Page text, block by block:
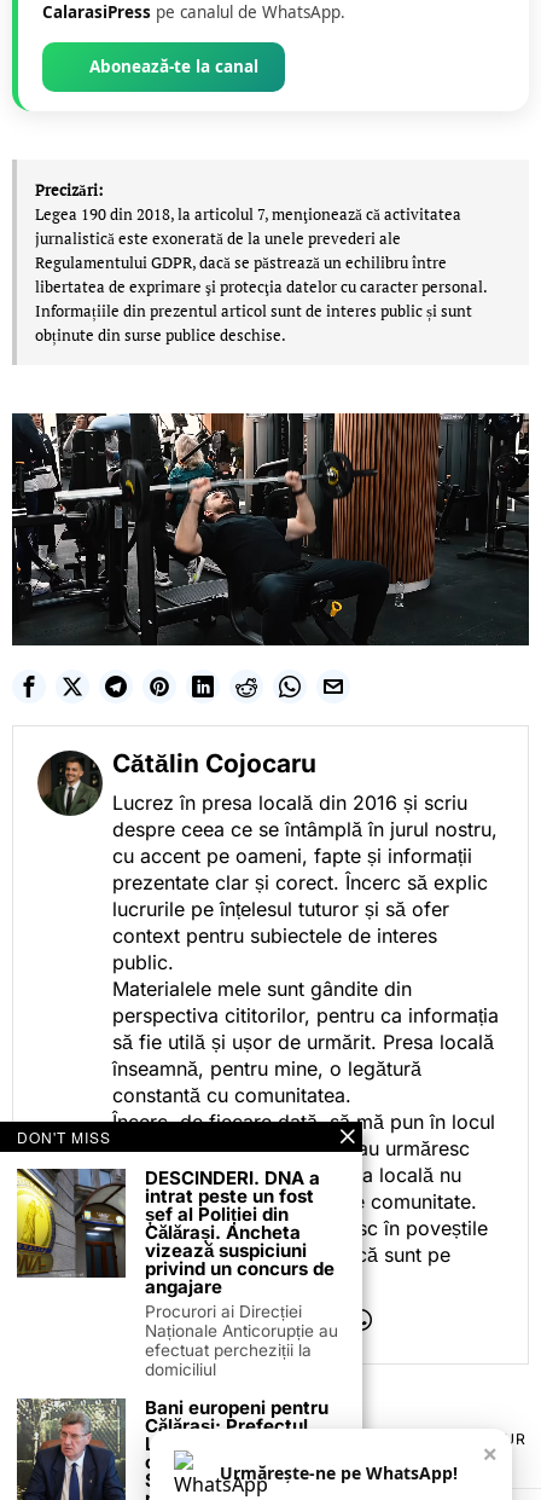
CalarasiPress pe canalul de WhatsApp.
Abonează-te la canal
Precizări:
Legea 190 din 2018, la articolul 7, menţionează că activitatea
jurnalistică este exonerată de la unele prevederi ale
Regulamentului GDPR, dacă se păstrează un echilibru între
libertatea de exprimare şi protecţia datelor cu caracter personal.
Informațiile din prezentul articol sunt de interes public și sunt
obținute din surse publice deschise.
Cătălin Cojocaru
Lucrez în presa locală din 2016 și scriu
despre ceea ce se întâmplă în jurul nostru,
cu accent pe oameni, fapte și informații
prezentate clar și corect. Încerc să explic
lucrurile pe înțelesul tuturor și să ofer
context pentru subiectele de interes
public.
Materialele mele sunt gândite din
perspectiva cititorilor, pentru ca informația
să fie utilă și ușor de urmărit. Presa locală
înseamnă, pentru mine, o legătură
constantă cu comunitatea.
Încerc, de fiecare dată, să mă pun în locul
celor care citesc, privesc sau urmăresc
ceea ce fac. Pentru că presa locală nu
este despre mine, ci despre comunitate.
Iar dacă oamenii se regăsesc în poveștile
pe care le spun, înseamnă că sunt pe
drumul bun.
TERMENI ȘI CONDIȚII
POLITICA DE ANULARE & RETUR
PUBLICITATE ONLINE & TIPĂRITĂ
CONTACT
ZIARUL ANUNȚUL CĂLĂRĂȘEAN
×
Urmărește-ne pe WhatsApp!
DON'T MISS
DESCINDERI. DNA a
intrat peste un fost
șef al Poliției din
Călărași. Ancheta
vizează suspiciuni
privind un concurs de
angajare
Procurori ai Direcției
Naționale Anticorupție au
efectuat percheziții la
domiciliul
Bani europeni pentru
Călărași: Prefectul
Laurențiu State anunță
colaborarea cu ADR
Sud-Muntenia pentru